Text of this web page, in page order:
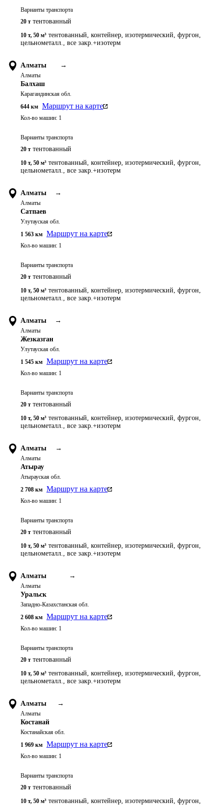
Варианты транспорта
20 т тентованный
10 т, 50 м³ тентованный, контейнер, изотермический, фургон,
цельнометалл., все закр.+изотерм
Алматы →
Алматы
Балхаш
Карагандинская обл.
644 км Маршрут на карте
Кол-во машин: 1
Варианты транспорта
20 т тентованный
10 т, 50 м³ тентованный, контейнер, изотермический, фургон,
цельнометалл., все закр.+изотерм
Алматы →
Алматы
Сатпаев
Улутауская обл.
1 563 км Маршрут на карте
Кол-во машин: 1
Варианты транспорта
20 т тентованный
10 т, 50 м³ тентованный, контейнер, изотермический, фургон,
цельнометалл., все закр.+изотерм
Алматы →
Алматы
Жезказган
Улутауская обл.
1 545 км Маршрут на карте
Кол-во машин: 1
Варианты транспорта
20 т тентованный
10 т, 50 м³ тентованный, контейнер, изотермический, фургон,
цельнометалл., все закр.+изотерм
Алматы →
Алматы
Атырау
Атырауская обл.
2 708 км Маршрут на карте
Кол-во машин: 1
Варианты транспорта
20 т тентованный
10 т, 50 м³ тентованный, контейнер, изотермический, фургон,
цельнометалл., все закр.+изотерм
Алматы →
Алматы
Уральск
Западно-Казахстанская обл.
2 608 км Маршрут на карте
Кол-во машин: 1
Варианты транспорта
20 т тентованный
10 т, 50 м³ тентованный, контейнер, изотермический, фургон,
цельнометалл., все закр.+изотерм
Алматы →
Алматы
Костанай
Костанайская обл.
1 969 км Маршрут на карте
Кол-во машин: 1
Варианты транспорта
20 т тентованный
10 т, 50 м³ тентованный, контейнер, изотермический, фургон,